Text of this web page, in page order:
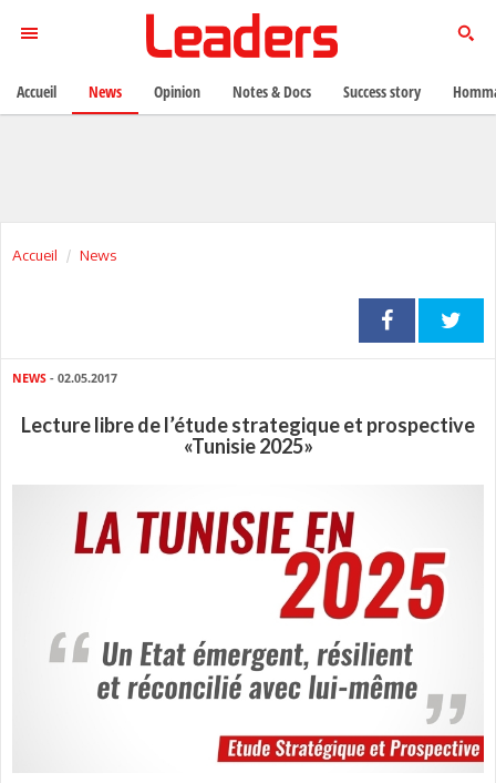
Accueil News
NEWS - 02.05.2017
Lecture libre de l’étude strategique et prospective
«Tunisie 2025»
Accueil News Opinion Notes & Docs Success story